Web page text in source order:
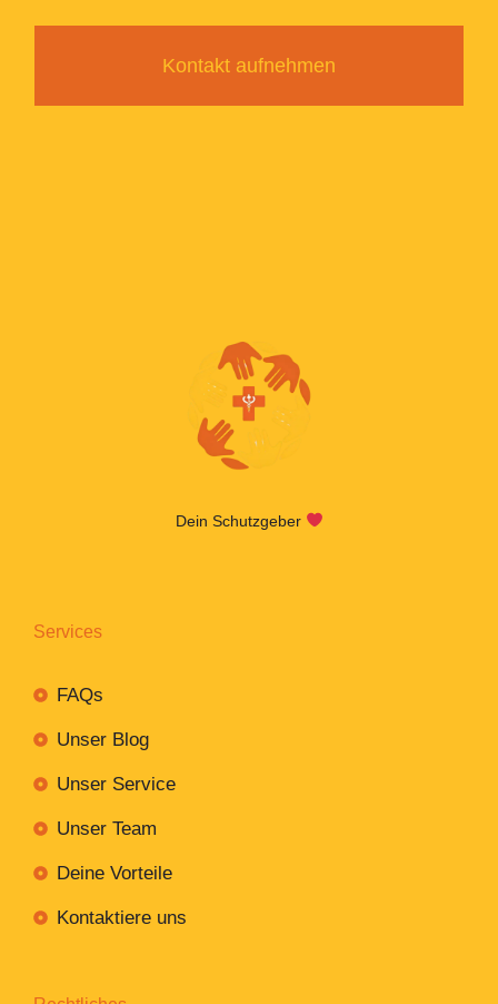
Kontakt aufnehmen
Dein Schutzgeber
Services
FAQs
Unser Blog
Unser Service
Unser Team
Deine Vorteile
Kontaktiere uns